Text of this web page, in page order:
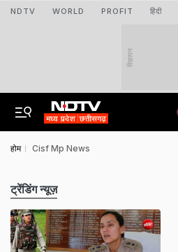
NDTV WORLD PROFIT हिंदी
विज्ञापन
होम Cisf Mp News
ट्रेंडिंग न्यूज़